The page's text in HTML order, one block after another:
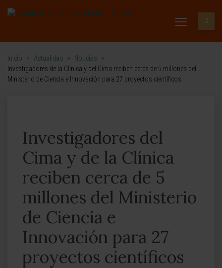
Inicio > Actualidad > Noticias
>
Investigadores de la Clínica y del Cima reciben cerca de 5 millones del
Ministerio de Ciencia e Innovación para 27 proyectos científicos
Investigadores del
Cima y de la Clínica
reciben cerca de 5
millones del Ministerio
de Ciencia e
Innovación para 27
proyectos científicos